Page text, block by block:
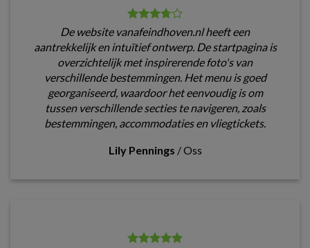
De website vanafeindhoven.nl heeft een
aantrekkelijk en intuïtief ontwerp. De startpagina is
overzichtelijk met inspirerende foto's van
verschillende bestemmingen. Het menu is goed
georganiseerd, waardoor het eenvoudig is om
tussen verschillende secties te navigeren, zoals
bestemmingen, accommodaties en vliegtickets.
Lily Pennings /Oss